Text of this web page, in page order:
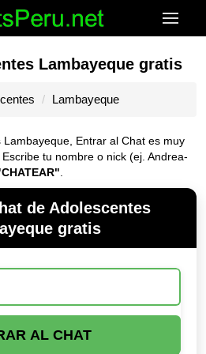
Lambayeque gratis
Lambayeque
Lambayeque, Entrar al Chat es muy
tu nombre o nick (ej. Andrea-
de Adolescentes
gratis
AL CHAT